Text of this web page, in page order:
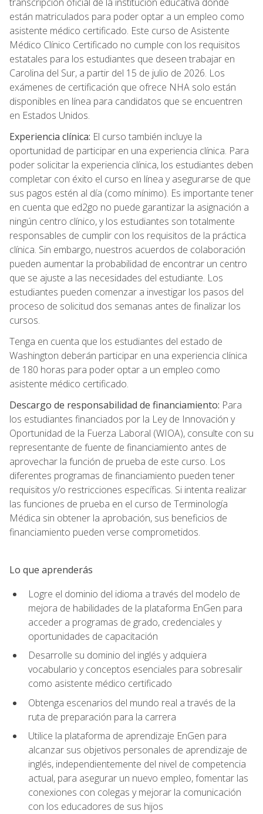
transcripción oficial de la institución educativa donde
están matriculados para poder optar a un empleo como
asistente médico certificado. Este curso de Asistente
Médico Clínico Certificado no cumple con los requisitos
estatales para los estudiantes que deseen trabajar en
Carolina del Sur, a partir del 15 de julio de 2026. Los
exámenes de certificación que ofrece NHA solo están
disponibles en línea para candidatos que se encuentren
en Estados Unidos.
Experiencia clínica: El curso también incluye la
oportunidad de participar en una experiencia clínica. Para
poder solicitar la experiencia clínica, los estudiantes deben
completar con éxito el curso en línea y asegurarse de que
sus pagos estén al día (como mínimo). Es importante tener
en cuenta que ed2go no puede garantizar la asignación a
ningún centro clínico, y los estudiantes son totalmente
responsables de cumplir con los requisitos de la práctica
clínica. Sin embargo, nuestros acuerdos de colaboración
pueden aumentar la probabilidad de encontrar un centro
que se ajuste a las necesidades del estudiante. Los
estudiantes pueden comenzar a investigar los pasos del
proceso de solicitud dos semanas antes de finalizar los
cursos.
Tenga en cuenta que los estudiantes del estado de
Washington deberán participar en una experiencia clínica
de 180 horas para poder optar a un empleo como
asistente médico certificado.
Descargo de responsabilidad de financiamiento: Para
los estudiantes financiados por la Ley de Innovación y
Oportunidad de la Fuerza Laboral (WIOA), consulte con su
representante de fuente de financiamiento antes de
aprovechar la función de prueba de este curso. Los
diferentes programas de financiamiento pueden tener
requisitos y/o restricciones específicas. Si intenta realizar
las funciones de prueba en el curso de Terminología
Médica sin obtener la aprobación, sus beneficios de
financiamiento pueden verse comprometidos.
Lo que aprenderás
Logre el dominio del idioma a través del modelo de
mejora de habilidades de la plataforma EnGen para
acceder a programas de grado, credenciales y
oportunidades de capacitación
Desarrolle su dominio del inglés y adquiera
vocabulario y conceptos esenciales para sobresalir
como asistente médico certificado
Obtenga escenarios del mundo real a través de la
ruta de preparación para la carrera
Utilice la plataforma de aprendizaje EnGen para
alcanzar sus objetivos personales de aprendizaje de
inglés, independientemente del nivel de competencia
actual, para asegurar un nuevo empleo, fomentar las
conexiones con colegas y mejorar la comunicación
con los educadores de sus hijos